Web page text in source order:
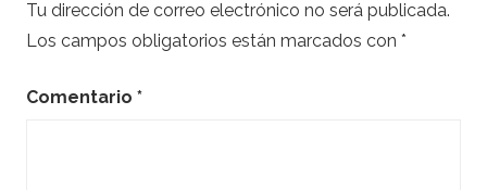
Tu dirección de correo electrónico no será publicada.
Los campos obligatorios están marcados con *
Comentario *